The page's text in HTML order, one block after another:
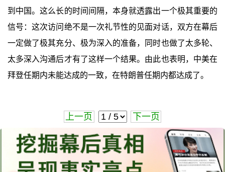
到中国。这么长的时间间隔，本身就透露出一个极其重要的
信号：这次访问绝不是一次礼节性的见面对话，双方在幕后
一定做了极其充分、极为深入的准备，同时也做了太多轮、
太多深入沟通后才有了这样一个结果。由此也表明，中美在
拜登任期内未能达成的一致，在特朗普任期内都达成了。
上一页 下一页